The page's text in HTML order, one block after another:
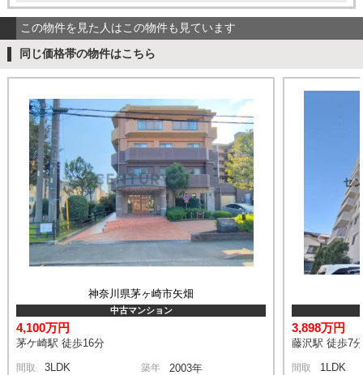
この物件を見た人はこの物件も見ています
同じ価格帯の物件はこちら
神奈川県茅ヶ崎市矢畑
中古マンション
4,100万円
茅ケ崎駅 徒歩16分
間取 3LDK 築年 2003年
3,898万円
藤沢駅 徒歩7分
間取 1LDK